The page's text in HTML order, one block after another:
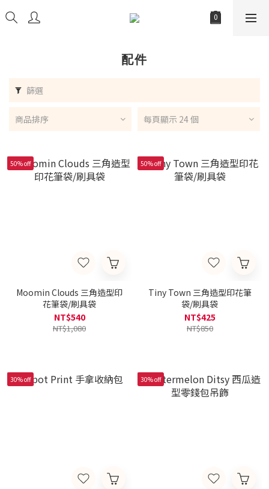
配件
篩選
商品排序 每頁顯示 24 個
50% off
Moomin Clouds 三角造型印
花筆袋/刷具袋
NT$540
NT$1,080
50% off
Tiny Town 三角造型印花筆
袋/刷具袋
NT$425
NT$850
30% off 30% off